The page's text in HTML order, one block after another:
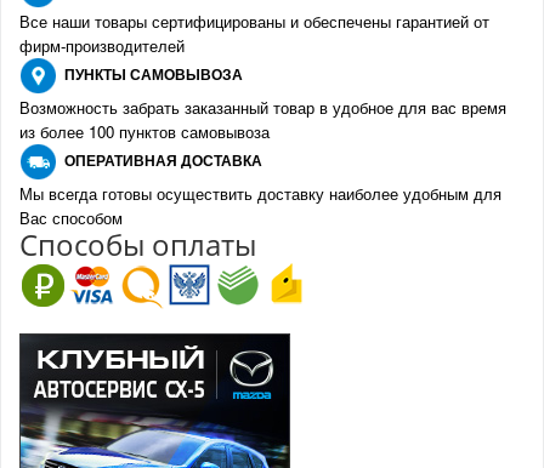
Все наши товары сертифицированы и обеспечены гарантией от
фирм-производителей
ПУНКТЫ САМОВЫВОЗА
Возможность забрать заказанный товар в удобное для вас время
из более 100 пунктов самовывоза
ОПЕРАТИВНАЯ ДОСТАВКА
Мы всегда готовы осуществить доставку наиболее удобным для
Вас способом
Способы оплаты